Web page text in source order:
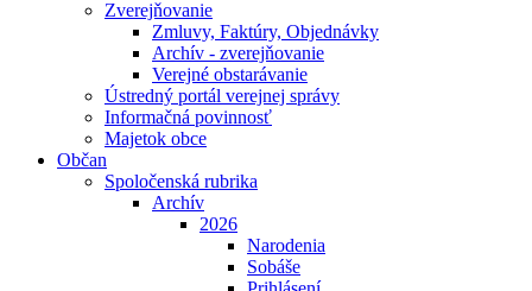
Zverejňovanie
Zmluvy, Faktúry, Objednávky
Archív - zverejňovanie
Verejné obstarávanie
Ústredný portál verejnej správy
Informačná povinnosť
Majetok obce
Občan
Spoločenská rubrika
Archív
2026
Narodenia
Sobáše